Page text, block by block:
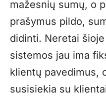
mažesnių sumų, o
prašymus pildo,
didinti. Neretai
sistemos jau ima
klientų pavedimus,
susisiekia su